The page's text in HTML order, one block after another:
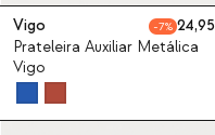
Vigo 7
24,95
Prateleira Auxiliar Metálica
Vigo